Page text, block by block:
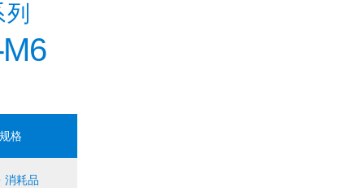
格
消耗品